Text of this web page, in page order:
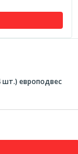
шт.) европодвес